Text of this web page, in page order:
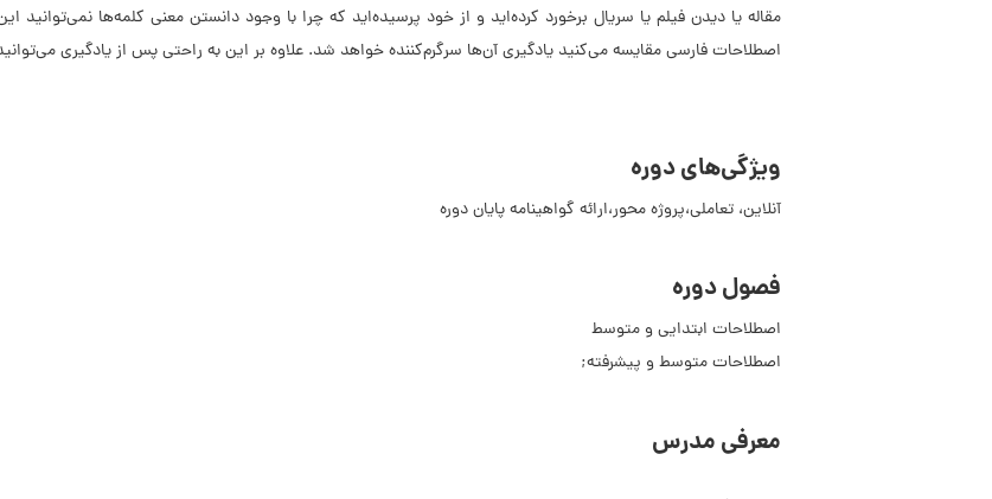
مقاله یا دیدن فیلم یا سریال برخورد کرده‌اید و از خود پرسیده‌اید که چرا با وجود دانستن معنی کلمه‌ها نمی‌توانید
اصطلاحات فارسی مقایسه می‌کنید یادگیری آن‌ها سرگرم‌کننده خواهد شد. علاوه بر این به راحتی پس از یادگیری
ویژگی‌های دوره
آنلاین، تعاملی،پروژه محور،ارائه گواهینامه پایان دوره
فصول دوره
اصطلاحات ابتدایی و متوسط
اصطلاحات متوسط و پیشرفته;
معرفی مدرس